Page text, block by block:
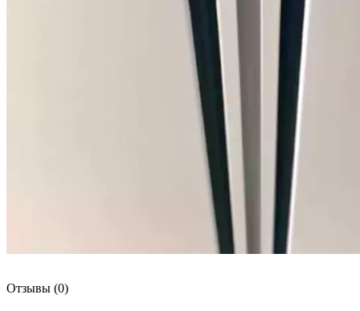
Отзывы (0)